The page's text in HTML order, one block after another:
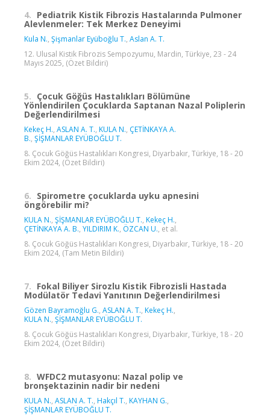
4. Pediatrik Kistik Fibrozis Hastalarında Pulmoner
Alevlenmeler: Tek Merkez Deneyimi
Kula N., Şişmanlar Eyüboğlu T., Aslan A. T.
12. Ulusal Kistik Fibrozis Sempozyumu, Mardin, Türkiye, 23 - 24
Mayıs 2025, (Özet Bildiri)
5. Çocuk Göğüs Hastalıkları Bölümüne
Yönlendirilen Çocuklarda Saptanan Nazal Poliplerin
Değerlendirilmesi
Kekeç H., ASLAN A. T., KULA N., ÇETİNKAYA A.
B., ŞİŞMANLAR EYÜBOĞLU T.
8. Çocuk Göğüs Hastalıkları Kongresi, Diyarbakır, Türkiye, 18 - 20
Ekim 2024, (Özet Bildiri)
6. Spirometre çocuklarda uyku apnesini
öngörebilir mi?
KULA N., ŞİŞMANLAR EYÜBOĞLU T., Kekeç H.,
ÇETİNKAYA A. B., YILDIRIM K., ÖZCAN U., et al.
8. Çocuk Göğüs Hastalıkları Kongresi, Diyarbakır, Türkiye, 18 - 20
Ekim 2024, (Tam Metin Bildiri)
7. Fokal Biliyer Sirozlu Kistik Fibrozisli Hastada
Modülatör Tedavi Yanıtının Değerlendirilmesi
Gözen Bayramoğlu G., ASLAN A. T., Kekeç H.,
KULA N., ŞİŞMANLAR EYÜBOĞLU T.
8. Çocuk Göğüs Hastalıkları Kongresi, Diyarbakır, Türkiye, 18 - 20
Ekim 2024, (Özet Bildiri)
8. WFDC2 mutasyonu: Nazal polip ve
bronşektazinin nadir bir nedeni
KULA N., ASLAN A. T., Hakçıl T., KAYHAN G.,
ŞİŞMANLAR EYÜBOĞLU T.